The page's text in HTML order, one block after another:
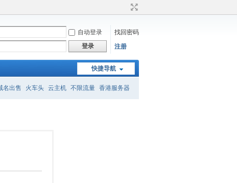
自动登录
找回密码
登录 注册
快捷导航
名出售 火车头 云主机 不限流量 香港服务器